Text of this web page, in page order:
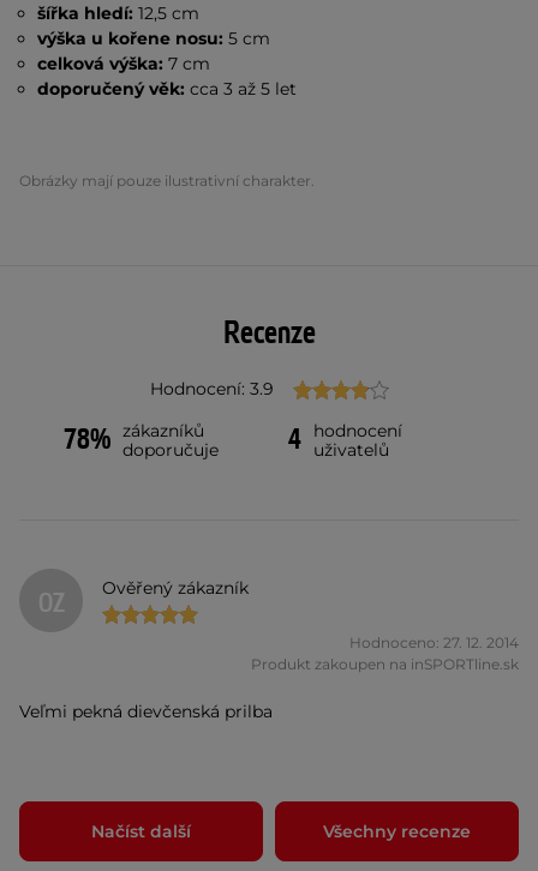
šířka hledí: 12,5 cm
výška u kořene nosu: 5 cm
celková výška: 7 cm
doporučený věk:cca 3 až 5 let
Obrázky mají pouze ilustrativní charakter.
Recenze
Hodnocení: 3.9
78% zákazníků
doporučuje
4
hodnocení
uživatelů
OZ Ověřený zákazník
Hodnoceno: 27. 12. 2014
Produkt zakoupen na inSPORTline.sk
Veľmi pekná dievčenská prilba
Načíst další Všechny recenze